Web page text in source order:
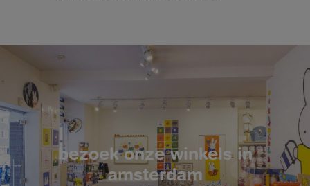
bezoek onze winkels in
amsterdam